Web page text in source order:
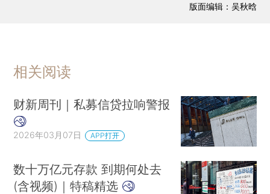
版面编辑：吴秋晗
相关阅读
财新周刊｜私募信贷拉响警报
2026年03月07日 APP打开
数十万亿元存款 到期何处去
(含视频)｜特稿精选